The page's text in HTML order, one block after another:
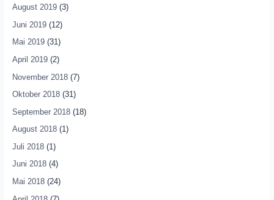
August 2019(3)
Juni 2019(12)
Mai 2019(31)
April 2019(2)
November 2018(7)
Oktober 2018(31)
September 2018(18)
August 2018(1)
Juli 2018(1)
Juni 2018(4)
Mai 2018(24)